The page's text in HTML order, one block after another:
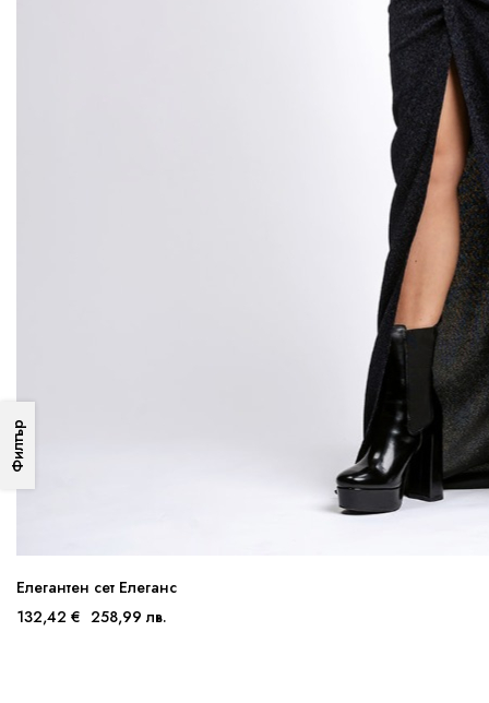
Елегантен сет Елеганс
132,42 € 258,99 лв.
Филтър